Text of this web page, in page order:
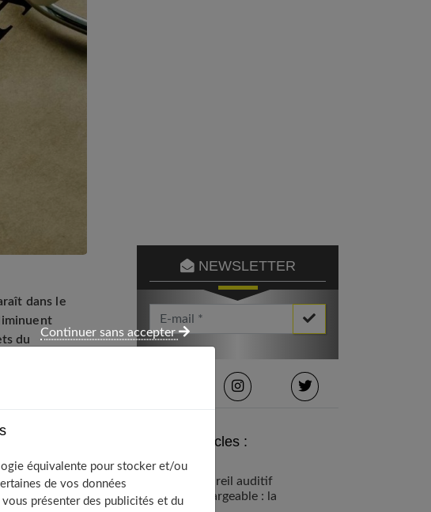
dans le
du
? Le point
NEWSLETTER
Votre Email *
Derniers articles :
Appareil auditif
rechargeable : la
équivalente pour stocker et/ou
de vos données
présenter des publicités et du
Continuer sans accepter